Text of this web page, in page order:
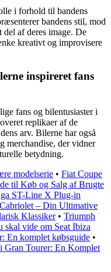
i forhold til bandens
bandens stil, mod
af deres image. De
kreativt og improvisere
inspireret fans
fans og bilentusiaster i
replikaer af de
arv. Bilerne har også
merchandise, der vidner
betydning.
modelserie • Fiat Coupe
til Køb og Salg af Brugte
ST-Line X Plug-in
– Din Ultimative
Klassiker• Triumph
skal vide om Seat Ibiza
En komplet købsguide •
Tourer: En Komplet